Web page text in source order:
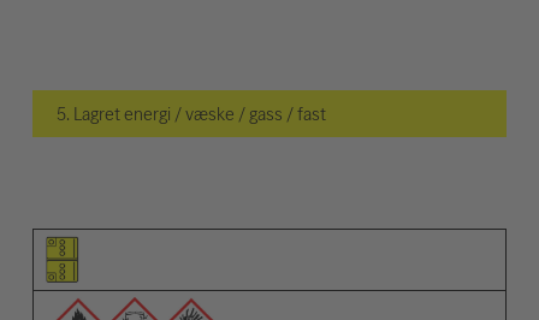
5. Lagret energi / væske / gass / fast
Piktogram for elementet
Piktogrammer for advarsler
Beskrivelse